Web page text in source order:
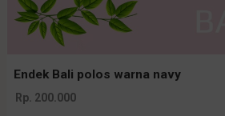
Endek Bali polos warna navy
Rp. 200.000